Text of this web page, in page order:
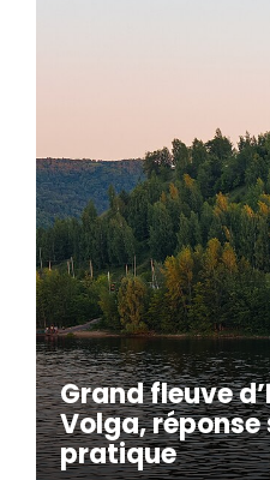
Grand fleuve
Volga,
pratique